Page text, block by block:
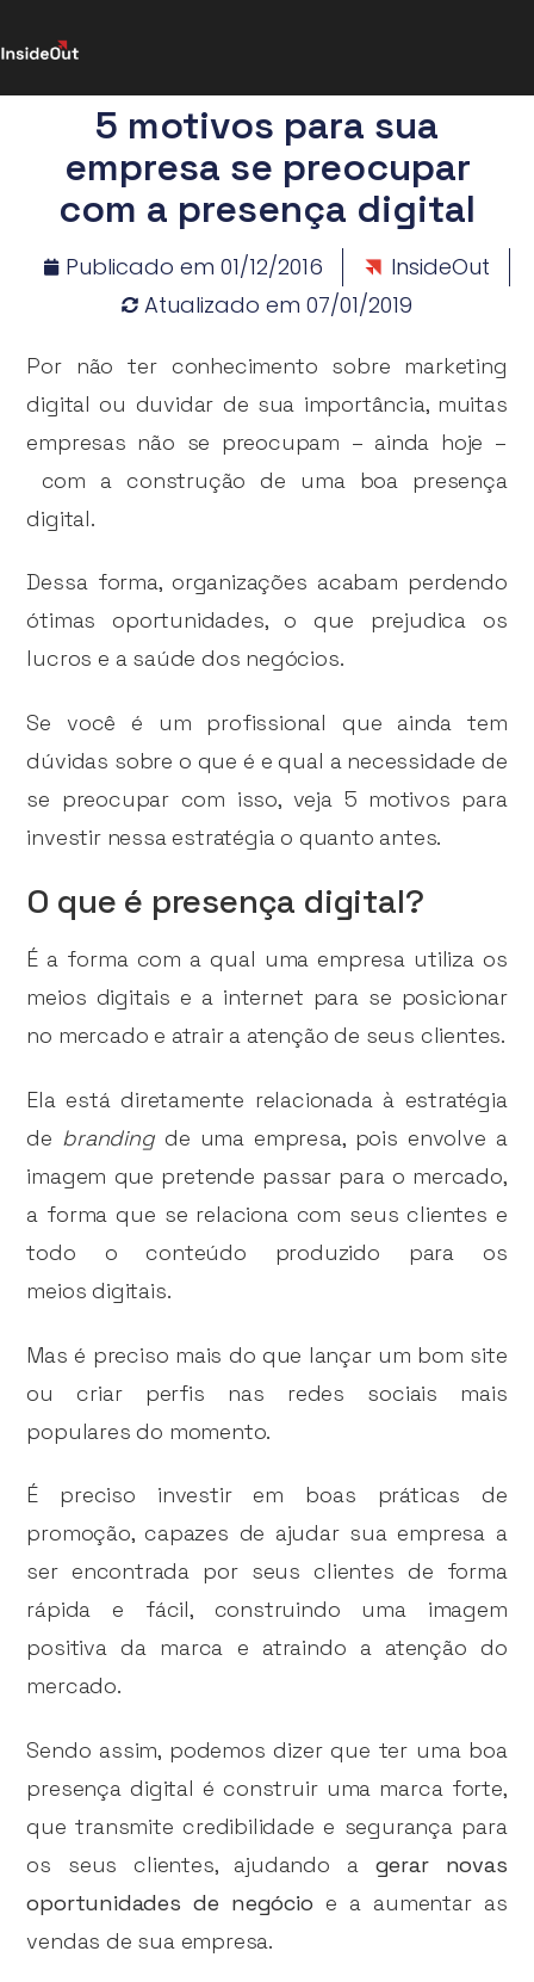
5 motivos para sua
empresa se preocupar
com a presença digital
Publicado em 01/12/2016
InsideOut
Atualizado em 07/01/2019
Por não ter conhecimento sobre marketing
digital ou duvidar de sua importância, muitas
empresas não se preocupam – ainda hoje –
com a construção de uma boa presença
digital.
Dessa forma, organizações acabam perdendo
ótimas oportunidades, o que prejudica os
lucros e a saúde dos negócios.
Se você é um profissional que ainda tem
dúvidas sobre o que é e qual a necessidade de
se preocupar com isso, veja 5 motivos para
investir nessa estratégia o quanto antes.
O que é presença digital?
É a forma com a qual uma empresa utiliza os
meios digitais e a internet para se posicionar
no mercado e atrair a atenção de seus clientes.
Ela está diretamente relacionada à estratégia
de brandingde uma empresa, pois envolve a
imagem que pretende passar para o mercado,
a forma que se relaciona com seus clientes e
todo o conteúdo produzido para os
meios digitais.
Mas é preciso mais do que lançar um bom site
ou criar perfis nas redes sociais mais
populares do momento.
É preciso investir em boas práticas de
promoção, capazes de ajudar sua empresa a
ser encontrada por seus clientes de forma
rápida e fácil, construindo uma imagem
positiva da marca e atraindo a atenção do
mercado.
Sendo assim, podemos dizer que ter uma boa
presença digital é construir uma marca forte,
que transmite credibilidade e segurança para
os seus clientes, ajudando a gerar novas
oportunidades de negócio e a aumentar as
vendas de sua empresa.